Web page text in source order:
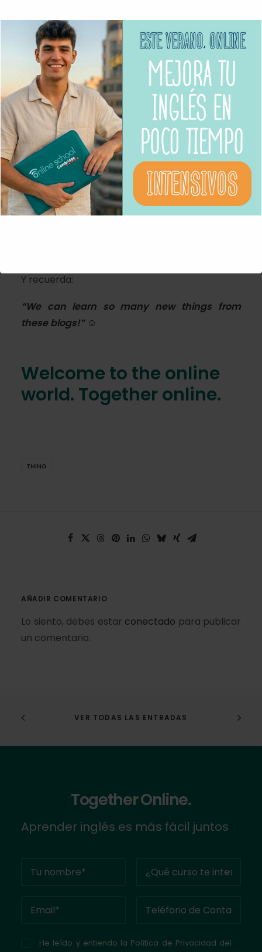
thing?’
Presta mucha atención cuando veas series en
inglés. Al escuchar un inglés informal y coloquial
no tardarás nada en notar alguna de las frases
mencionadas, y otros usos de la palabra
thing’.
You are certainlyonto a good thingwith your
English classes in Online with Cambridge
House!
(Tienes una cosa buena con tus clases…)
Ahora, te toca a ti, fíjate en cuantas veces la
Y recuerda:
“We can learn so many new things from
these blogs!” ☺
Welcome to the online
world. Together online.
THING
AÑADIR COMENTARIO
Lo siento, debes estar conectado para publicar
un comentario.
VER TODAS LAS ENTRADAS
Together Online.
Aprender inglés es más fácil juntos
He leído y entiendo la Política de Privacidad del